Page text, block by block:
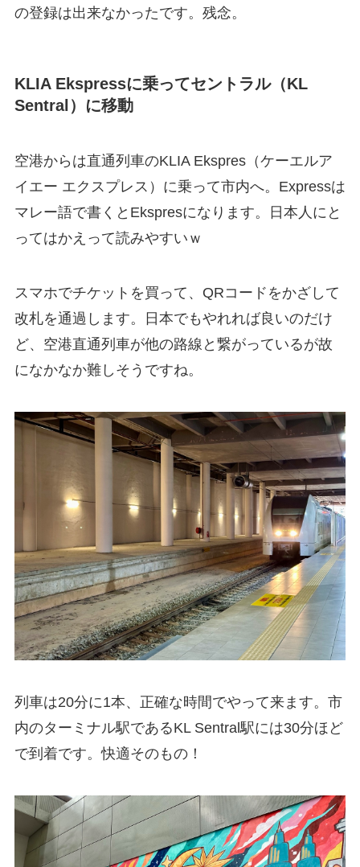
の登録は出来なかったです。残念。
KLIA Ekspressに乗ってセントラル（KL
Sentral）に移動
空港からは直通列車のKLIA Ekspres（ケーエルア
イエー エクスプレス）に乗って市内へ。Expressは
マレー語で書くとEkspresになります。日本人にと
ってはかえって読みやすいｗ
スマホでチケットを買って、QRコードをかざして
改札を通過します。日本でもやれれば良いのだけ
ど、空港直通列車が他の路線と繋がっているが故
になかなか難しそうですね。
列車は20分に1本、正確な時間でやって来ます。市
内のターミナル駅であるKL Sentral駅には30分ほど
で到着です。快適そのもの！